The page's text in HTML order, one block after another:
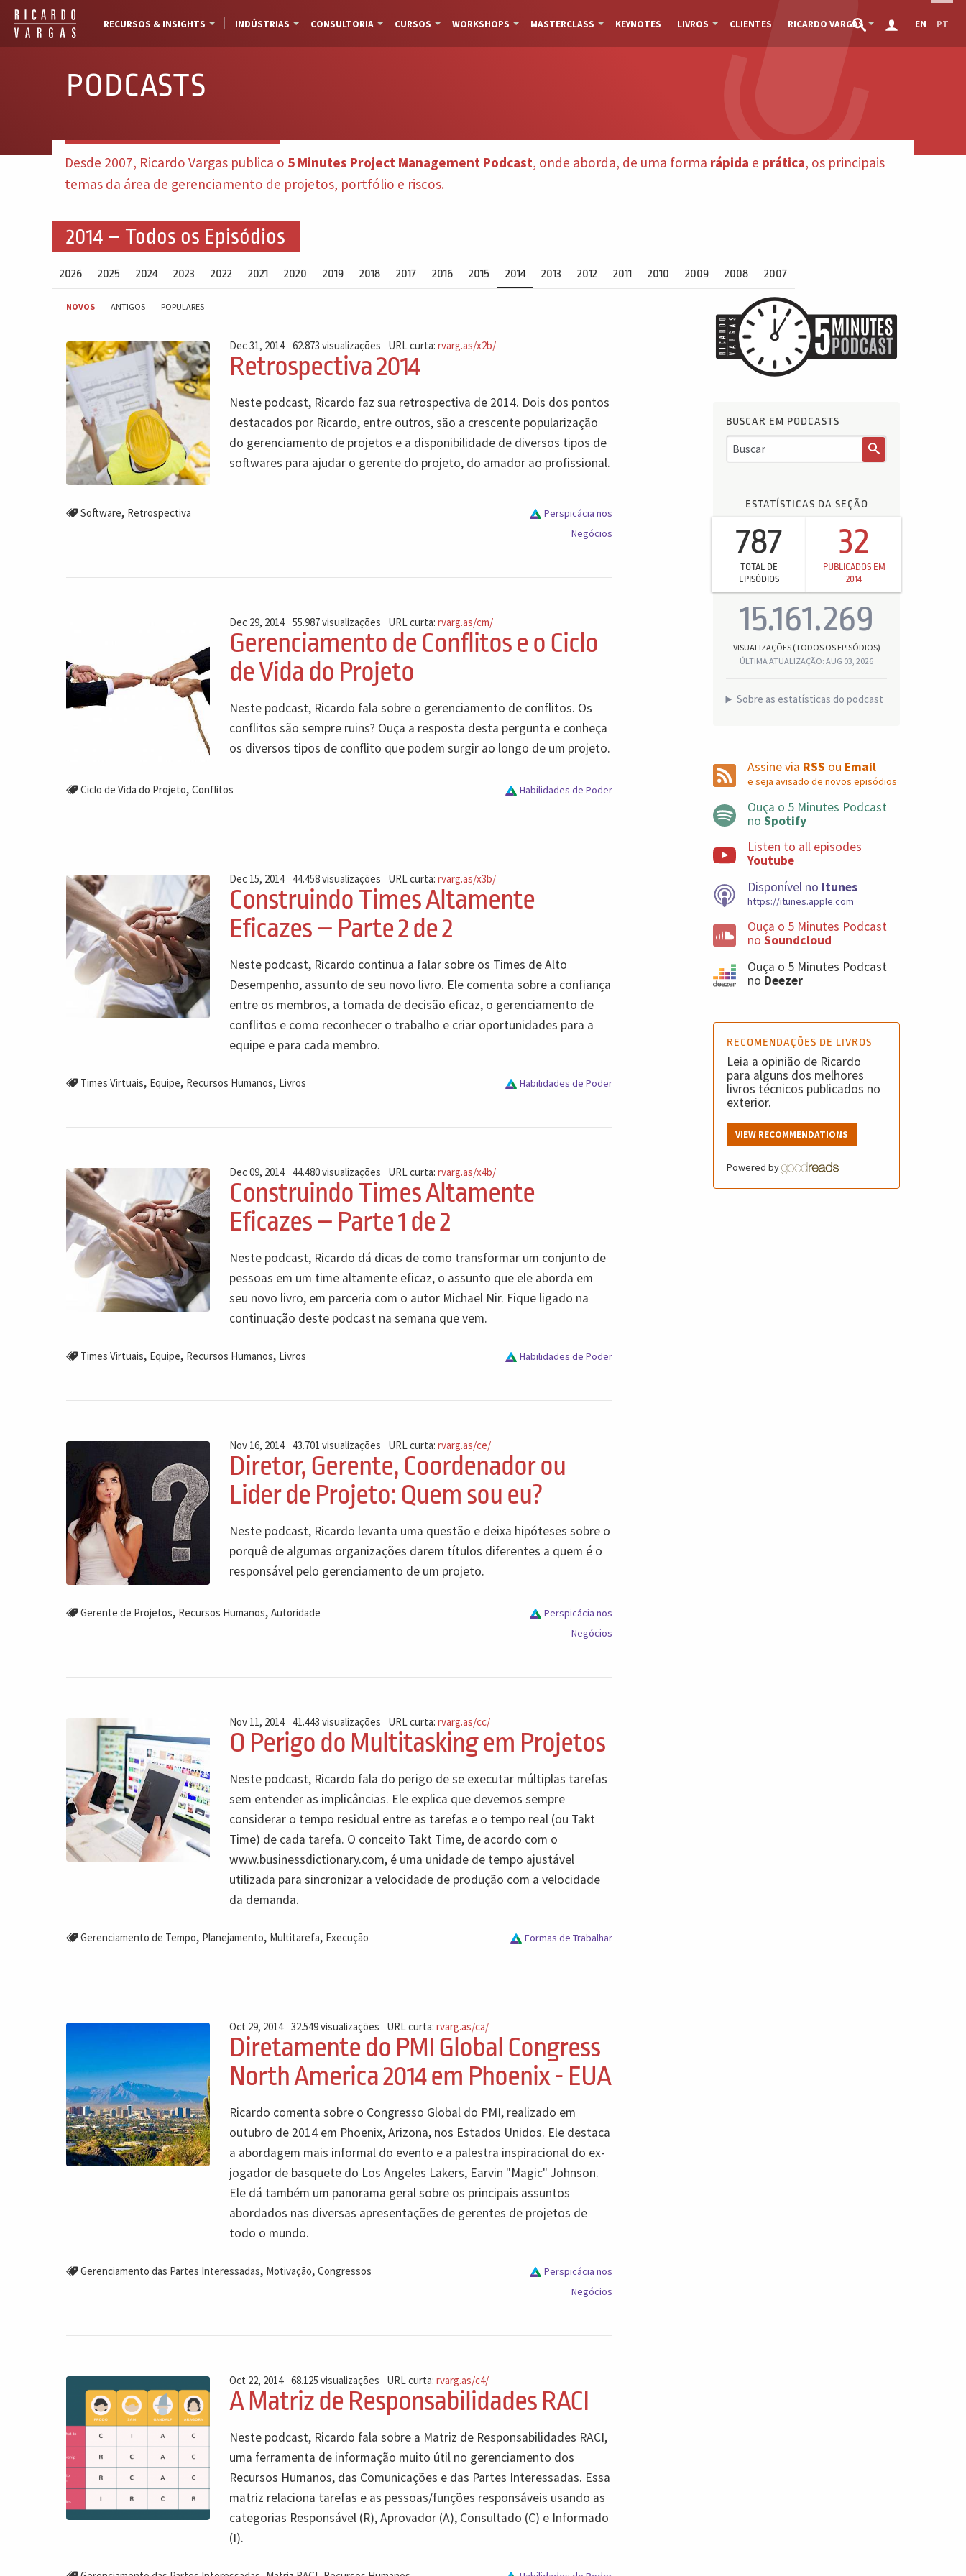
RECURSOS & INSIGHTS INDÚSTRIAS CONSULTORIA CURSOS WORKSHOPS MASTERCLASS KEYNOTES LIVROS CLIENTES RICARDO VARGAS EN PT
PODCASTS
Desde 2007, Ricardo Vargas publica o 5 Minutes Project Management Podcast, onde aborda, de uma forma rápida e prática, os principais
temas da área de gerenciamento de projetos, portfólio e riscos.
2014 – Todos os Episódios
2026 2025 2024 2023 2022 2021 2020 2019 2018 2017 2016 2015 2014 2013 2012 2011 2010 2009 2008 2007
NOVOS ANTIGOS POPULARES
Dec 31, 2014 62.873 visualizações URL curta:rvarg.as/x2b/
Retrospectiva 2014
Neste podcast, Ricardo faz sua retrospectiva de 2014. Dois dos pontos
destacados por Ricardo, entre outros, são a crescente popularização
do gerenciamento de projetos e a disponibilidade de diversos tipos de
softwares para ajudar o gerente do projeto, do amador ao profissional.
Software, Retrospectiva
Perspicácia nos
Negócios
Dec 29, 2014 55.987 visualizações URL curta:rvarg.as/cm/
Gerenciamento de Conflitos e o Ciclo
de Vida do Projeto
Neste podcast, Ricardo fala sobre o gerenciamento de conflitos. Os
conflitos são sempre ruins? Ouça a resposta desta pergunta e conheça
os diversos tipos de conflito que podem surgir ao longo de um projeto.
Ciclo de Vida do Projeto, Conflitos Habilidades de Poder
Dec 15, 2014 44.458 visualizações URL curta:rvarg.as/x3b/
Construindo Times Altamente
Eficazes – Parte 2 de 2
Neste podcast, Ricardo continua a falar sobre os Times de Alto
Desempenho, assunto de seu novo livro. Ele comenta sobre a confiança
entre os membros, a tomada de decisão eficaz, o gerenciamento de
conflitos e como reconhecer o trabalho e criar oportunidades para a
equipe e para cada membro.
Times Virtuais, Equipe, Recursos Humanos, Livros Habilidades de Poder
Dec 09, 2014 44.480 visualizações URL curta:rvarg.as/x4b/
Construindo Times Altamente
Eficazes – Parte 1 de 2
Neste podcast, Ricardo dá dicas de como transformar um conjunto de
pessoas em um time altamente eficaz, o assunto que ele aborda em
seu novo livro, em parceria com o autor Michael Nir. Fique ligado na
continuação deste podcast na semana que vem.
Times Virtuais, Equipe, Recursos Humanos, Livros Habilidades de Poder
Nov 16, 2014 43.701 visualizações URL curta:rvarg.as/ce/
Diretor, Gerente, Coordenador ou
Lider de Projeto: Quem sou eu?
Neste podcast, Ricardo levanta uma questão e deixa hipóteses sobre o
porquê de algumas organizações darem títulos diferentes a quem é o
responsável pelo gerenciamento de um projeto.
Gerente de Projetos, Recursos Humanos, Autoridade
Perspicácia nos
Negócios
Nov 11, 2014 41.443 visualizações URL curta:rvarg.as/cc/
O Perigo do Multitasking em Projetos
Neste podcast, Ricardo fala do perigo de se executar múltiplas tarefas
sem entender as implicâncias. Ele explica que devemos sempre
considerar o tempo residual entre as tarefas e o tempo real (ou Takt
Time) de cada tarefa. O conceito Takt Time, de acordo com o
www.businessdictionary.com, é uma unidade de tempo ajustável
utilizada para sincronizar a velocidade de produção com a velocidade
da demanda.
Gerenciamento de Tempo, Planejamento, Multitarefa, Execução Formas de Trabalhar
Oct 29, 2014 32.549 visualizações URL curta:rvarg.as/ca/
Diretamente do PMI Global Congress
North America 2014 em Phoenix - EUA
Ricardo comenta sobre o Congresso Global do PMI, realizado em
outubro de 2014 em Phoenix, Arizona, nos Estados Unidos. Ele destaca
a abordagem mais informal do evento e a palestra inspiracional do ex-
jogador de basquete do Los Angeles Lakers, Earvin "Magic" Johnson.
Ele dá também um panorama geral sobre os principais assuntos
abordados nas diversas apresentações de gerentes de projetos de
todo o mundo.
Gerenciamento das Partes Interessadas, Motivação, Congressos
Perspicácia nos
Negócios
Oct 22, 2014 68.125 visualizações URL curta:rvarg.as/c4/
A Matriz de Responsabilidades RACI
Neste podcast, Ricardo fala sobre a Matriz de Responsabilidades RACI,
uma ferramenta de informação muito útil no gerenciamento dos
Recursos Humanos, das Comunicações e das Partes Interessadas. Essa
matriz relaciona tarefas e as pessoas/funções responsáveis usando as
categorias Responsável (R), Aprovador (A), Consultado (C) e Informado
(I).
BUSCAR EM PODCASTS
ESTATÍSTICAS DA SEÇÃO
787
TOTAL DE
EPISÓDIOS
32
PUBLICADOS EM
2014
15.161.269
VISUALIZAÇÕES (TODOS OS EPISÓDIOS)
ÚLTIMA ATUALIZAÇÃO: AUG 03, 2026
Sobre as estatísticas do podcast
Assine via RSS ou Email
e seja avisado de novos episódios
Ouça o 5 Minutes Podcast
no Spotify
Listen to all episodes
Youtube
Disponível no Itunes
https://itunes.apple.com
Ouça o 5 Minutes Podcast
no Soundcloud
Ouça o 5 Minutes Podcast
no Deezer
RECOMENDAÇÕES DE LIVROS
Leia a opinião de Ricardo
para alguns dos melhores
livros técnicos publicados no
exterior.
VIEW RECOMMENDATIONS
Powered by